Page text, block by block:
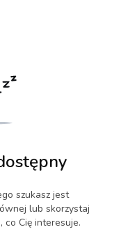
szukasz jest
lub skorzystaj
co Cię interesuje.